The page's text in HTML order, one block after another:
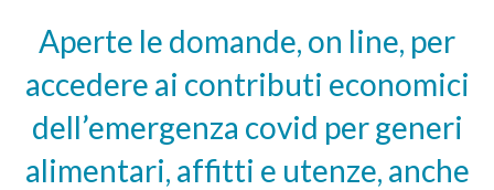
Aperte le domande, on line, per
accedere ai contributi economici
dell’emergenza covid per generi
alimentari, affitti e utenze, anche